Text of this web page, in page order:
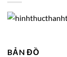
BẢN ĐỒ